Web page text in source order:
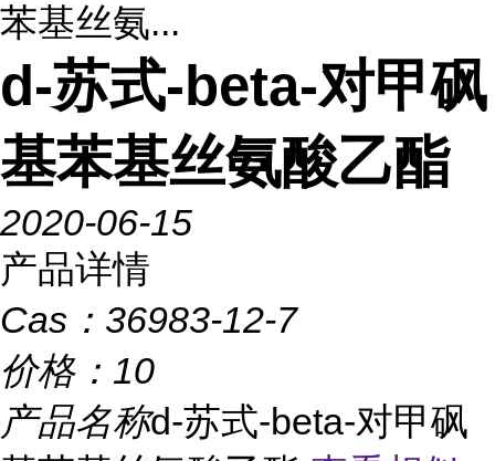
苯基丝氨...
d-苏式-beta-对甲砜
基苯基丝氨酸乙酯
2020-06-15
产品详情
Cas： 36983-12-7
价格： 10
产品名称d-苏式-beta-对甲砜